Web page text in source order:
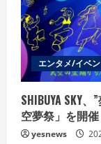
エンタメ/イベン
SHIBUYA SKY
空夢祭」を開
yesnews